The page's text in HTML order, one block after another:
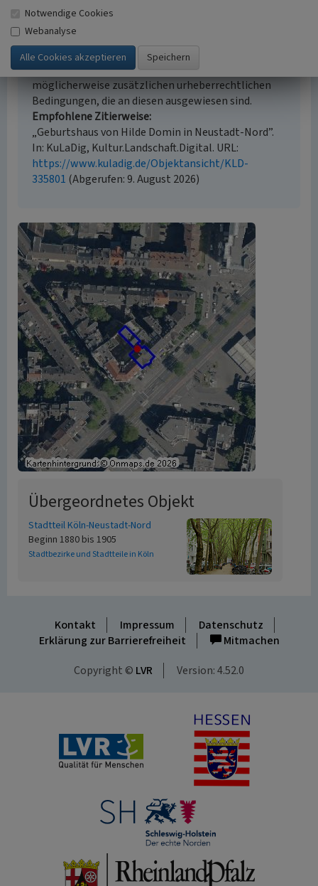
Empfohlene Zitierweise
Urheberrechtlicher Hinweis
Der hier präsentierte Inhalt ist urheberrechtlich
geschützt. Die angezeigten Medien unterliegen
möglicherweise zusätzlichen urheberrechtlichen
Bedingungen, die an diesen ausgewiesen sind.
Empfohlene Zitierweise
„Geburtshaus von Hilde Domin in Neustadt-Nord”.
In: KuLaDig, Kultur.Landschaft.Digital. URL:
https://www.kuladig.de/Objektansicht/KLD-
335801 (Abgerufen: 9. August 2026)
Übergeordnetes Objekt
Stadtteil Köln-Neustadt-Nord
Beginn 1880 bis 1905
Stadtbezirke und Stadtteile in Köln
Kontakt Impressum
Datenschutz
Erklärung zur Barrierefreiheit
Mitmachen
Copyright © LVR Version: 4.52.0
Notwendige Cookies
Webanalyse